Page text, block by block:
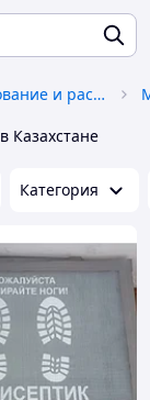
Медицинское оборудование и расходные материалы
в Казахстане
Категория